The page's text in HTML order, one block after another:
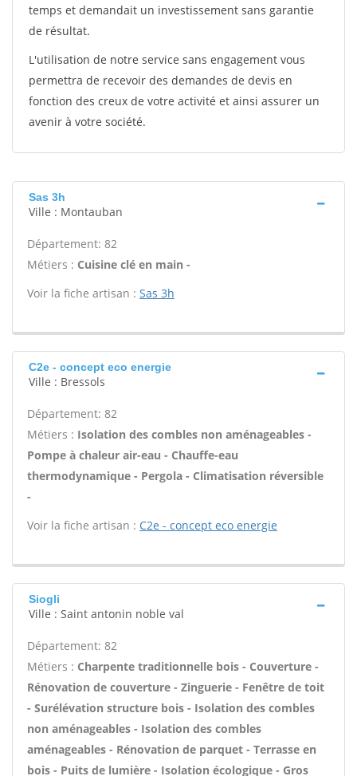
temps et demandait un investissement sans garantie
de résultat.
L'utilisation de notre service sans engagement vous
permettra de recevoir des demandes de devis en
fonction des creux de votre activité et ainsi assurer un
avenir à votre société.
Sas 3h
Ville : Montauban
Département: 82
Métiers : Cuisine clé en main -
Voir la fiche artisan : Sas 3h
C2e - concept eco energie
Ville : Bressols
Département: 82
Métiers : Isolation des combles non aménageables -
Pompe à chaleur air-eau - Chauffe-eau
thermodynamique - Pergola - Climatisation réversible
-
Voir la fiche artisan : C2e - concept eco energie
Siogli
Ville : Saint antonin noble val
Département: 82
Métiers : Charpente traditionnelle bois - Couverture -
Rénovation de couverture - Zinguerie - Fenêtre de toit
- Surélévation structure bois - Isolation des combles
non aménageables - Isolation des combles
aménageables - Rénovation de parquet - Terrasse en
bois - Puits de lumière - Isolation écologique - Gros